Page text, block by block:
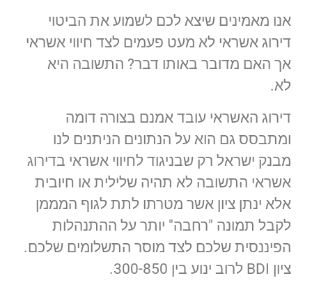
אנו מאמינים שיצא לכם לשמוע את הביטוי
דירוג אשראי לא מעט פעמים לצד חיווי אשראי
אך האם מדובר באותו דבר? התשובה היא
לא.
דירוג האשראי עובד אמנם בצורה דומה
ומתבסס גם הוא על הנתונים הניתנים לנו
מבנק ישראל רק שבניגוד לחיווי אשראי בדירוג
אשראי התשובה לא תהיה שלילית או חיובית
אלא ינתן ציון אשר מטרתו לתת לגוף המממן
לקבל תמונה "רחבה" יותר על ההתנהלות
הפיננסית שלכם לצד מוסר התשלומים שלכם.
ציון BDI לרוב ינוע בין 300-850.